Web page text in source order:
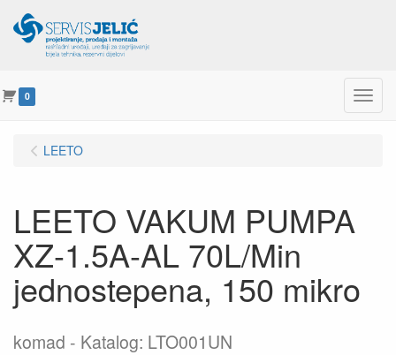
0 Menu
LEETO
LEETO VAKUM PUMPA
XZ-1.5A-AL 70L/Min
jednostepena, 150 mikro
komad Katalog: LTO001UN